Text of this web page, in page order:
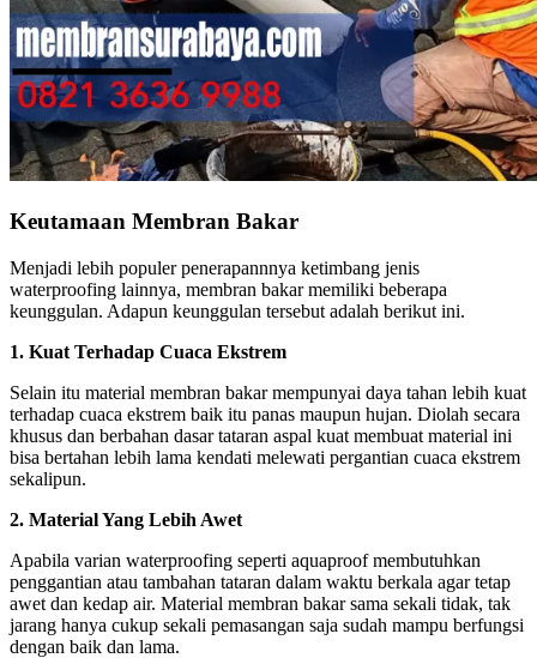
Keutamaan Membran Bakar
Menjadi lebih populer penerapannnya ketimbang jenis
waterproofing lainnya, membran bakar memiliki beberapa
keunggulan. Adapun keunggulan tersebut adalah berikut ini.
1. Kuat Terhadap Cuaca Ekstrem
Selain itu material membran bakar mempunyai daya tahan lebih kuat
terhadap cuaca ekstrem baik itu panas maupun hujan. Diolah secara
khusus dan berbahan dasar tataran aspal kuat membuat material ini
bisa bertahan lebih lama kendati melewati pergantian cuaca ekstrem
sekalipun.
2. Material Yang Lebih Awet
Apabila varian waterproofing seperti aquaproof membutuhkan
penggantian atau tambahan tataran dalam waktu berkala agar tetap
awet dan kedap air. Material membran bakar sama sekali tidak, tak
jarang hanya cukup sekali pemasangan saja sudah mampu berfungsi
dengan baik dan lama.